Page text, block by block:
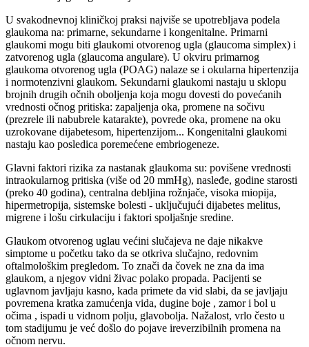
U svakodnevnoj kliničkoj praksi najviše se upotrebljava podela
glaukoma na: primarne, sekundarne i kongenitalne. Primarni
glaukomi mogu biti glaukomi otvorenog ugla (glaucoma simplex) i
zatvorenog ugla (glaucoma angulare). U okviru primarnog
glaukoma otvorenog ugla (POAG) nalaze se i okularna hipertenzija
i normotenzivni glaukom. Sekundarni glaukomi nastaju u sklopu
brojnih drugih očnih oboljenja koja mogu dovesti do povećanih
vrednosti očnog pritiska: zapaljenja oka, promene na sočivu
(prezrele ili nabubrele katarakte), povrede oka, promene na oku
uzrokovane dijabetesom, hipertenzijom... Kongenitalni glaukomi
nastaju kao posledica poremećene embriogeneze.
Glavni faktori rizika za nastanak glaukoma su: povišene vrednosti
intraokularnog pritiska (više od 20 mmHg), nasleđe, godine starosti
(preko 40 godina), centralna debljina rožnjače, visoka miopija,
hipermetropija, sistemske bolesti - uključujući dijabetes melitus,
migrene i lošu cirkulaciju i faktori spoljašnje sredine.
Glaukom otvorenog uglau većini slučajeva ne daje nikakve
simptome u početku tako da se otkriva slučajno, redovnim
oftalmološkim pregledom. To znači da čovek ne zna da ima
glaukom, a njegov vidni živac polako propada. Pacijenti se
uglavnom javljaju kasno, kada primete da vid slabi, da se javljaju
povremena kratka zamućenja vida, dugine boje , zamor i bol u
očima , ispadi u vidnom polju, glavobolja. Nažalost, vrlo često u
tom stadijumu je već došlo do pojave ireverzibilnih promena na
očnom nervu.